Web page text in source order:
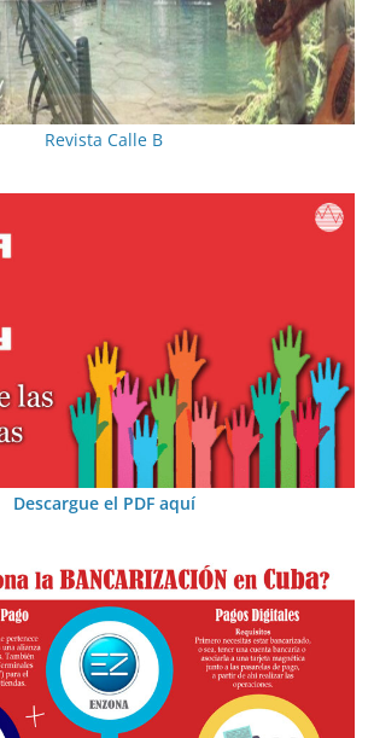
Revista Calle B
Descargue el PDF aquí